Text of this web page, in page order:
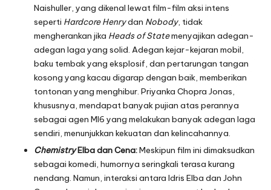
Naishuller, yang dikenal lewat film-film aksi intens
seperti Hardcore Henrydan Nobody, tidak
mengherankan jika Heads of Statemenyajikan adegan-
adegan laga yang solid. Adegan kejar-kejaran mobil,
baku tembak yang eksplosif, dan pertarungan tangan
kosong yang kacau digarap dengan baik, memberikan
tontonan yang menghibur. Priyanka Chopra Jonas,
khususnya, mendapat banyak pujian atas perannya
sebagai agen MI6 yang melakukan banyak adegan laga
sendiri, menunjukkan kekuatan dan kelincahannya.
ChemistryElba dan Cena:Meskipun film ini dimaksudkan
sebagai komedi, humornya seringkali terasa kurang
nendang. Namun, interaksi antara Idris Elba dan John